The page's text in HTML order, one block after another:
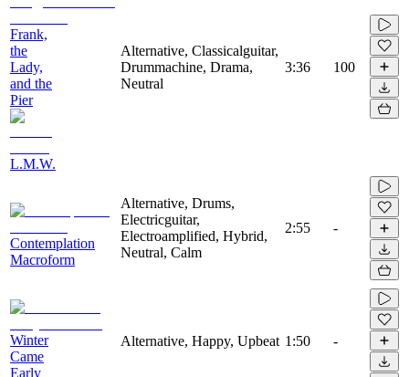
Frank,
the
Lady,
and the
Pier
L.M.W.
Alternative, Classicalguitar,
Drummachine, Drama,
Neutral
3:36 100
Contemplation
Macroform
Alternative, Drums,
Electricguitar,
Electroamplified, Hybrid,
Neutral, Calm
2:55 -
Winter
Came
Early
Alternative, Happy, Upbeat 1:50 -